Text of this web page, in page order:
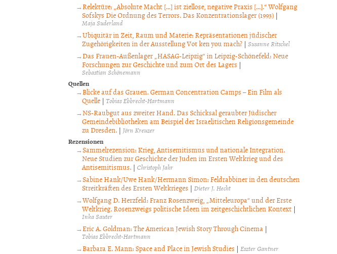
Relektüre: „Absolute Macht […] ist ziellose, negative Praxis […].“ Wolfgang
Sofskys Die Ordnung des Terrors. Das Konzentrationslager (1993)|
Maja Suderland
Ubiquitär in Zeit, Raum und Materie: Repräsentationen jüdischer
Zugehörigkeiten in der Ausstellung Vot ken you mach?| Susanne Ritschel
Das Frauen-Außenlager „HASAG-Leipzig“ in Leipzig-Schönefeld: Neue
Forschungen zur Geschichte und zum Ort des Lagers |
Sebastian Schönemann
Quellen
Blicke auf das Grauen. German Concentration Camps – Ein Film als
Quelle| Tobias Ebbrecht-Hartmann
NS-Raubgut aus zweiter Hand. Das Schicksal geraubter Jüdischer
Gemeindebibliotheken am Beispiel der Israelitischen Religionsgemeinde
zu Dresden.| Jörn Kreuzer
Rezensionen
Sammelrezension: Krieg, Antisemitismus und nationale Integration.
Neue Studien zur Geschichte der Juden im Ersten Weltkrieg und des
Antisemitismus.| Christoph Jahr
Sabine Hank/Uwe Hank/Hermann Simon: Feldrabbiner in den deutschen
Streitkräften des Ersten Weltkrieges | Dieter J. Hecht
Wolfgang D. Herzfeld: Franz Rosenzweig, „Mitteleuropa“ und der Erste
Weltkrieg. Rosenzweigs politische Ideen im zeitgeschichtlichen Kontext|
Inka Sauter
Eric A. Goldman: The American Jewish Story Through Cinema |
Tobias Ebbrecht-Hartmann
Barbara E. Mann: Space and Place in Jewish Studies |Eszter Gantner